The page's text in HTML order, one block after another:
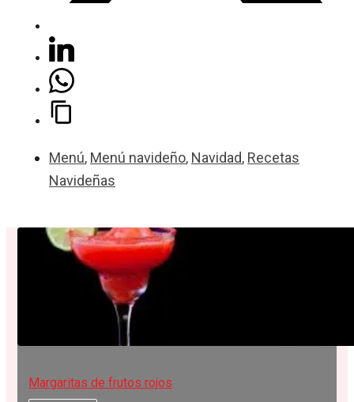
Menú, Menú navideño, Navidad, Recetas
Navideñas
Margaritas de frutos rojos